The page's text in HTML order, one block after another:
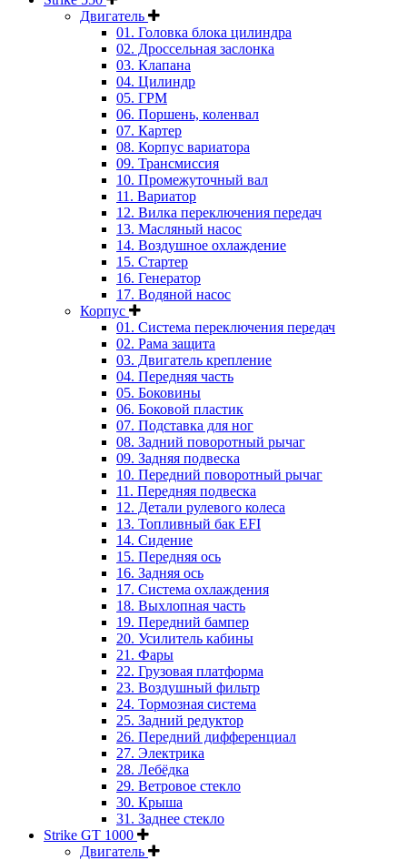
Двигатель
01. Головка блока цилиндра
02. Дроссельная заслонка
03. Клапана
04. Цилиндр
05. ГРМ
06. Поршень, коленвал
07. Картер
08. Корпус вариатора
09. Трансмиссия
10. Промежуточный вал
11. Вариатор
12. Вилка переключения передач
13. Масляный насос
14. Воздушное охлаждение
15. Стартер
16. Генератор
17. Водяной насос
Корпус
01. Система переключения передач
02. Рама защита
03. Двигатель крепление
04. Передняя часть
05. Боковины
06. Боковой пластик
07. Подставка для ног
08. Задний поворотный рычаг
09. Задняя подвеска
10. Передний поворотный рычаг
11. Передняя подвеска
12. Детали рулевого колеса
13. Топливный бак EFI
14. Сидение
15. Передняя ось
16. Задняя ось
17. Система охлаждения
18. Выхлопная часть
19. Передний бампер
20. Усилитель кабины
21. Фары
22. Грузовая платформа
23. Воздушный фильтр
24. Тормозная система
25. Задний редуктор
26. Передний дифференциал
27. Электрика
28. Лебёдка
29. Ветровое стекло
30. Крыша
31. Заднее стекло
Strike GT 1000
Двигатель